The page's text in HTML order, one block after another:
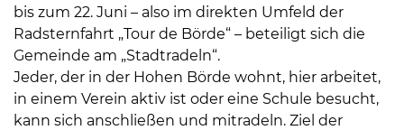
bis zum 22. Juni – also im direkten Umfeld der
Radsternfahrt „Tour de Börde“ – beteiligt sich die
Gemeinde am „Stadtradeln“.
Jeder, der in der Hohen Börde wohnt, hier arbeitet,
in einem Verein aktiv ist oder eine Schule besucht,
kann sich anschließen und mitradeln. Ziel der